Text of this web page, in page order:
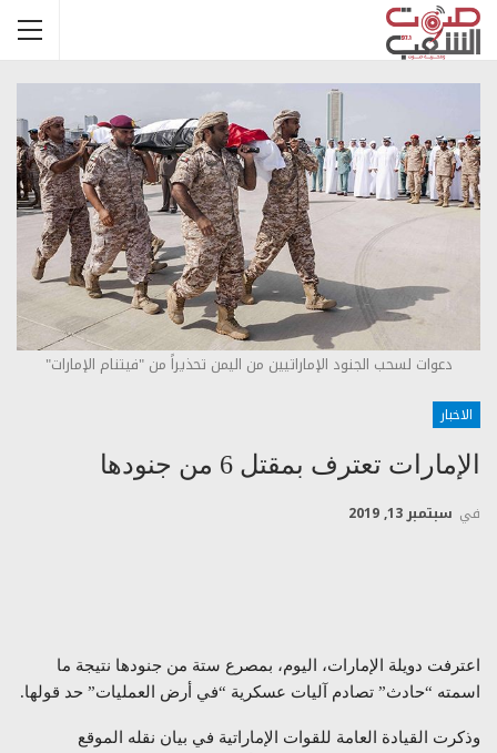
دعوات لسحب الجنود الإماراتيين من اليمن تحذيراً من "فيتنام الإمارات"‌
الاخبار
الإمارات تعترف بمقتل 6 من جنودها
في سبتمبر 13, 2019
اعترفت دويلة الإمارات، اليوم، بمصرع ستة من جنودها نتيجة ما
اسمته “حادث” تصادم آليات عسكرية “في أرض العمليات” حد قولها.
وذكرت القيادة العامة للقوات الإماراتية في بيان نقله الموقع